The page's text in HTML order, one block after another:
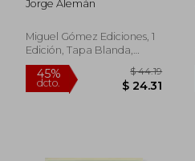
Jorge Alemán
Miguel Gómez Ediciones, 1
Edición, Tapa Blanda,
Nuevo